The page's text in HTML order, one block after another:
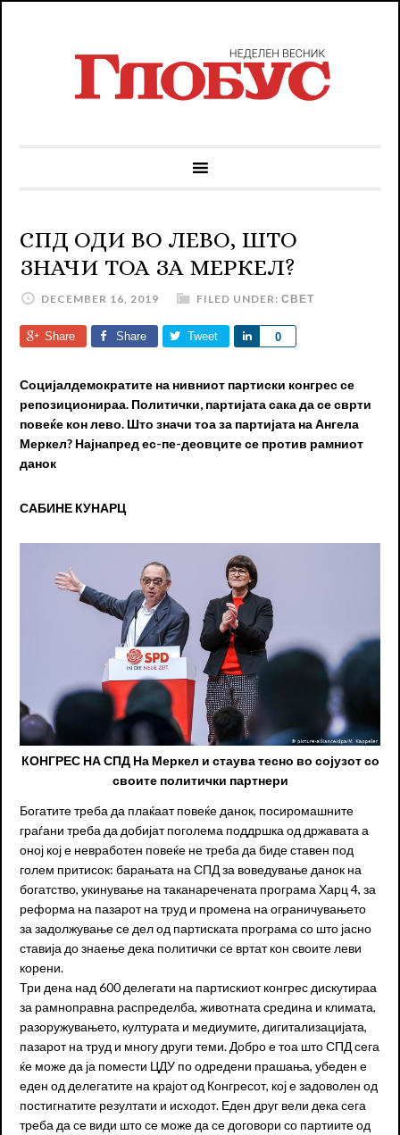
СПД ОДИ ВО ЛЕВО, ШТО
ЗНАЧИ ТОА ЗА МЕРКЕЛ?
DECEMBER 16, 2019 FILED UNDER: СВЕТ
Share Share Tweet 0
Share
Социјалдемократите на нивниот партиски конгрес се
репозиционираа. Политички, партијата сака да се сврти
повеќе кон лево. Што значи тоа за партијата на Ангела
Меркел? Најнапред ес-пе-деовците се против рамниот
данок
САБИНЕ КУНАРЦ
КОНГРЕС НА СПД На Меркел и стаува тесно во сојузот со
своите политички партнери
Богатите треба да плаќаат повеќе данок, посиромашните
граѓани треба да добијат поголема поддршка од државата а
оној кој е невработен повеќе не треба да биде ставен под
голем притисок: барањата на СПД за воведување данок на
богатство, укинување на таканаречената програма Харц 4, за
реформа на пазарот на труд и промена на ограничувањето
за задолжување се дел од партиската програма со што јасно
ставија до знаење дека политички се вртат кон своите леви
корени.
Три дена над 600 делегати на партискиот конгрес дискутираа
за рамноправна распределба, животната средина и климата,
разоружувањето, културата и медиумите, дигитализацијата,
пазарот на труд и многу други теми. Добро е тоа што СПД сега
ќе може да ја помести ЦДУ по одредени прашања, убеден е
еден од делегатите на крајот од Конгресот, кој е задоволен од
постигнатите резултати и исходот. Еден друг вели дека сега
треба да се види што се може да се договори со партиите од